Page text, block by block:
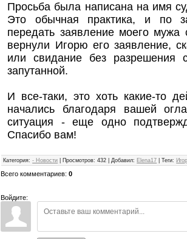
Просьба была написана на имя
Это обычная практика, и по
передать заявление моего мужа
вернули Игорю его заявление,
или свидание без разрешения
запутанной.
И все-таки, это хоть какие-то
начались благодаря вашей
ситуация - еще одно
Спасибо вам!
Категория: - Новости Просмотров: 432 |Добавил: Elena17 |Теги:
Всего комментариев:0
Войдите: